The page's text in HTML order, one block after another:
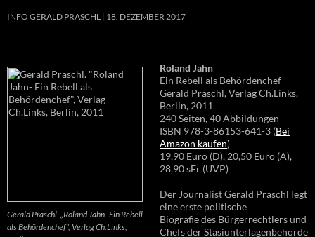
INFO GERALD PRASCHL 18. DEZEMBER 2017
Gerald Praschl. „Roland Jahn- Ein Rebell
als Behördenchef“, Verlag Ch.Links,
Roland Jahn
Ein Rebell als Behördenchef
Gerald Praschl, Verlag Ch.Links,
Berlin, 2011
240 Seiten, 40 Abbildungen
ISBN 978-3-86153-641-3 (Bei
Amazon kaufen)
19,90 Euro (D), 20,50 Euro (A),
28,90 sFr (UVP)
Der Journalist Gerald Praschl legt
eine erste politische
Biografie des Bürgerrechtlers und
Chefs der Stasiunterlagenbehörde